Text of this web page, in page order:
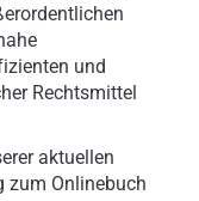
und
Rechtsmittel
aktuellen
zum Onlinebuch